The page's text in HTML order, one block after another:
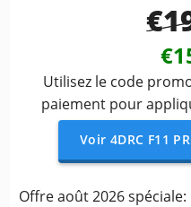
Utilisez le code
paiement pour
Voir 4DRC F11
Offre août 2026 spéciale: